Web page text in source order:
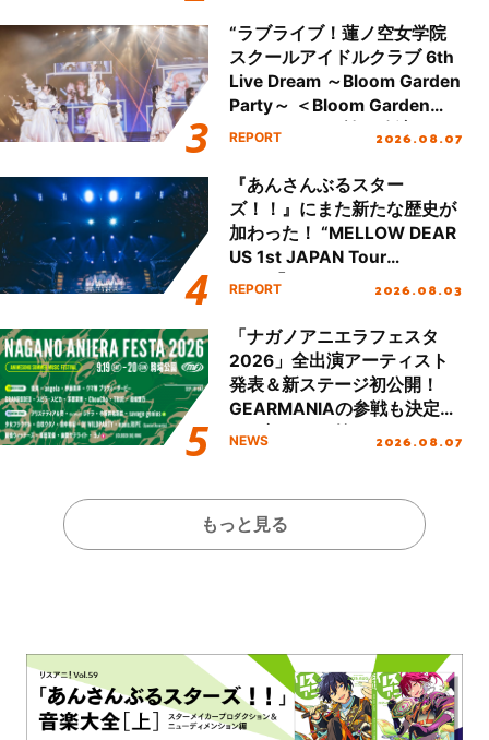
“ラブライブ！蓮ノ空女学院
スクールアイドルクラブ 6th
Live Dream ～Bloom Garden
Party～ ＜Bloom Garden
Party Stage／埼玉公演＞”
REPORT 2026.08.07
『あんさんぶるスター
ズ！！』にまた新たな歴史が
加わった！ “MELLOW DEAR
US 1st JAPAN Tour
Final「NICE to meet YOU
ート!!
REPORT 2026.08.03
「ナガノアニエラフェスタ
2026」全出演アーティスト
発表＆新ステージ初公開！
GEARMANIAの参戦も決定
し、初となる第3ステージの
NEWS 2026.08.07
もっと見る